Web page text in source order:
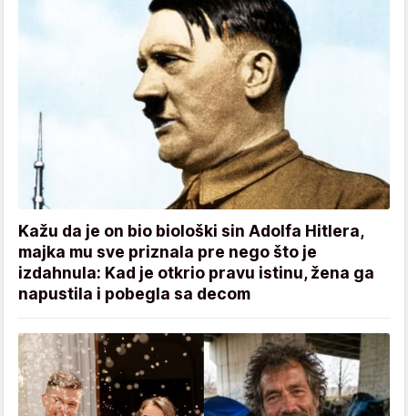
Kažu da je on bio biološki sin Adolfa Hitlera,
majka mu sve priznala pre nego što je
izdahnula: Kad je otkrio pravu istinu, žena ga
napustila i pobegla sa decom